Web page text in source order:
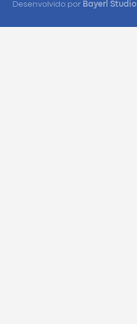
Desenvolvido por Bayerl Studio